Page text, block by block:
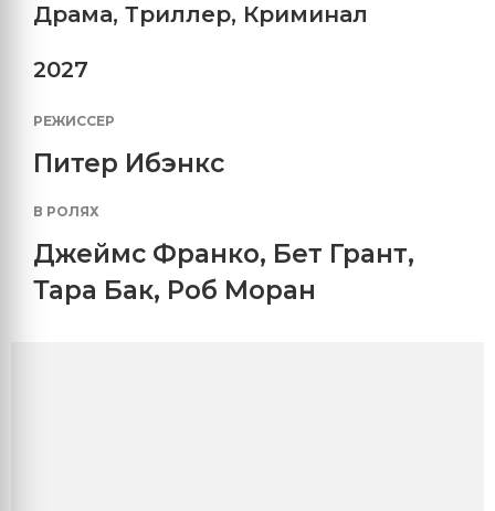
Драма, Триллер, Криминал
2027
РЕЖИССЕР
Питер Ибэнкс
В РОЛЯХ
Джеймс Франко, Бет Грант,
Тара Бак, Роб Моран